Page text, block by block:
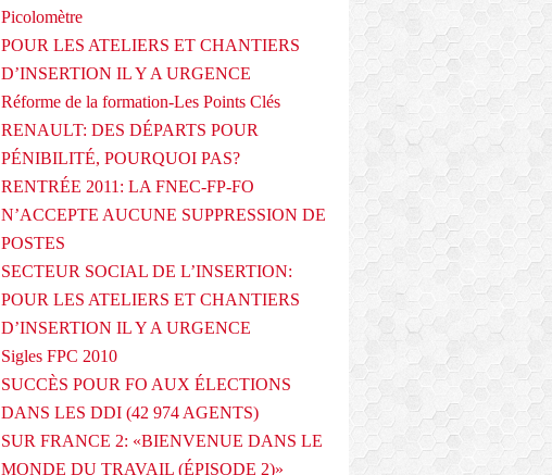
Picolomètre
POUR LES ATELIERS ET CHANTIERS
D’INSERTION IL Y A URGENCE
Réforme de la formation-Les Points Clés
RENAULT: DES DÉPARTS POUR
PÉNIBILITÉ, POURQUOI PAS?
RENTRÉE 2011: LA FNEC-FP-FO
N’ACCEPTE AUCUNE SUPPRESSION DE
POSTES
SECTEUR SOCIAL DE L’INSERTION:
POUR LES ATELIERS ET CHANTIERS
D’INSERTION IL Y A URGENCE
Sigles FPC 2010
SUCCÈS POUR FO AUX ÉLECTIONS
DANS LES DDI (42 974 AGENTS)
SUR FRANCE 2: «BIENVENUE DANS LE
MONDE DU TRAVAIL (ÉPISODE 2)»